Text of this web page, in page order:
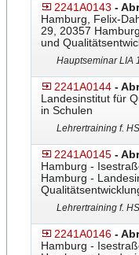
2241A0143 -
Hamburg, Felix-
29, 20357
und
Hauptseminar LIA
2241A0144 -
Landesinstitut für
in Schulen
Lehrertraining f.
2241A0145 -
Hamburg -
Hamburg -
Lehrertraining f.
2241A0146 -
Hamburg -